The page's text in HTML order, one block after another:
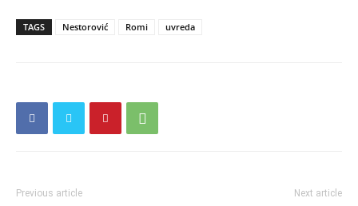
TAGS Nestorović Romi uvreda
Previous article Next article